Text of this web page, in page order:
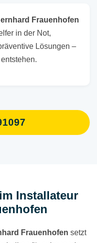
Frauenhofen
in der Not,
Lösungen –
Installateur
Frauenhofen setzt